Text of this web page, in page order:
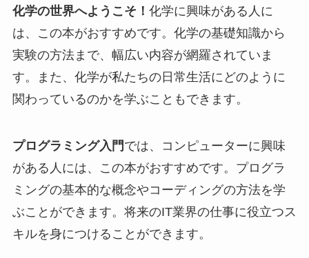
化学の世界へようこそ！ 化学に興味がある人に
は、この本がおすすめです。化学の基礎知識から
実験の方法まで、幅広い内容が網羅されていま
す。また、化学が私たちの日常生活にどのように
関わっているのかを学ぶこともできます。
プログラミング入門 では、コンピューターに興味
がある人には、この本がおすすめです。プログラ
ミングの基本的な概念やコーディングの方法を学
ぶことができます。将来のIT業界の仕事に役立つス
キルを身につけることができます。